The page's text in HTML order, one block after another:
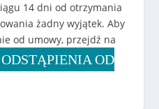
14 dni od otrzymania
żadny wyjątek. Aby
od umowy, przejdź na
OD